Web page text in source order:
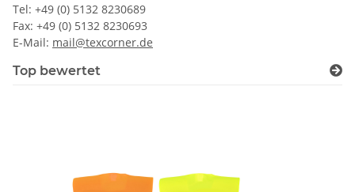
Tel: +49 (0) 5132 8230689
Fax: +49 (0) 5132 8230693
E-Mail: mail@texcorner.de
Top bewertet